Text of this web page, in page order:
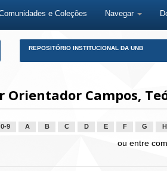
e Coleções Navegar
REPOSITÓRIO INSTITUCIONAL DA UNB
Orientador Campos,
0-9 A B C D E F G H
ou entre